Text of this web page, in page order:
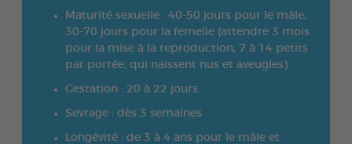
Maturité sexuelle : 40-50 jours pour le mâle,
30-70 jours pour la femelle (attendre 3 mois
pour la mise à la reproduction, 7 à 14 petits
par portée, qui naissent nus et aveugles)
Gestation : 20 à 22 jours.
Sevrage : dès 3 semaines
Longévité : de 3 à 4 ans pour le mâle et